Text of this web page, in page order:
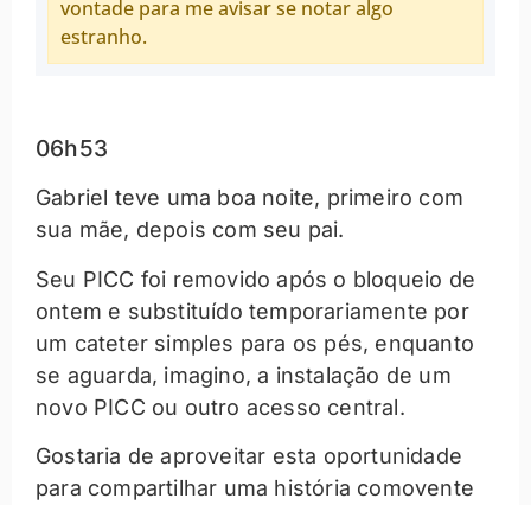
vontade para me avisar se notar algo
estranho.
06h53
Gabriel teve uma boa noite, primeiro com
sua mãe, depois com seu pai.
Seu PICC foi removido após o bloqueio de
ontem e substituído temporariamente por
um cateter simples para os pés, enquanto
se aguarda, imagino, a instalação de um
novo PICC ou outro acesso central.
Gostaria de aproveitar esta oportunidade
para compartilhar uma história comovente